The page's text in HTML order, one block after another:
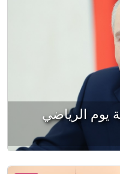
يوم الرياضي